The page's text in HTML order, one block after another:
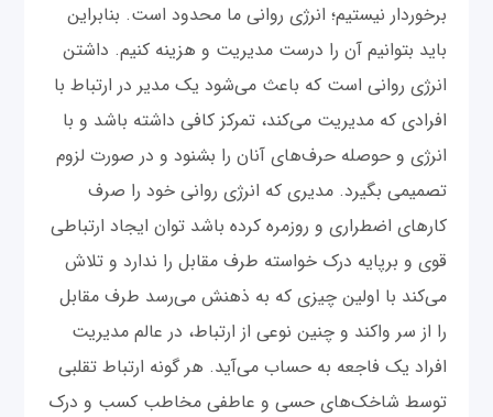
برخوردار نیستیم؛ انرژی روانی ما محدود است. بنابراین
باید بتوانیم آن را درست مدیریت و هزینه کنیم. داشتن
انرژی روانی است که باعث می‌شود یک مدیر در ارتباط با
افرادی که مدیریت می‌کند، تمرکز کافی داشته باشد و با
انرژی و حوصله حرف‌های آنان را بشنود و در صورت لزوم
تصمیمی بگیرد. مدیری که انرژی روانی خود را صرف
کارهای اضطراری و روزمره کرده باشد توان ایجاد ارتباطی
قوی و برپایه درک خواسته طرف مقابل را ندارد و تلاش
می‌کند با اولین چیزی که به ذهنش می‌رسد طرف مقابل
را از سر واکند و چنین نوعی از ارتباط، در عالم مدیریت
افراد یک فاجعه به حساب می‌آید. هر گونه ارتباط تقلبی
توسط شاخک‌های حسی و عاطفی مخاطب کسب و درک